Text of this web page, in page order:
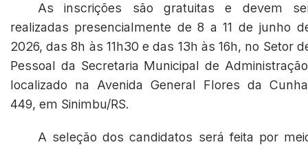
As inscrições são gratuitas e devem
realizadas presencialmente de 8 a 11 de junho
2026, das 8h às 11h30 e das 13h às 16h, no Setor
Pessoal da Secretaria Municipal de
localizado na Avenida General Flores da
449, em Sinimbu/RS.
A seleção dos candidatos será feita por